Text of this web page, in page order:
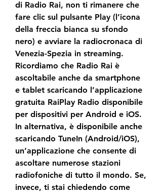
di Radio Rai, non ti rimanere che
fare clic sul pulsante Play (l’icona
della freccia bianca su sfondo
nero) e avviare la radiocronaca di
Venezia-Spezia in streaming.
Ricordiamo che Radio Rai è
ascoltabile anche da smartphone
e tablet scaricando l’applicazione
gratuita RaiPlay Radio disponibile
per dispositivi per Android e iOS.
In alternativa, è disponibile anche
scaricando TuneIn (Android/iOS),
un’applicazione che consente di
ascoltare numerose stazioni
radiofoniche di tutto il mondo. Se,
invece, ti stai chiedendo come